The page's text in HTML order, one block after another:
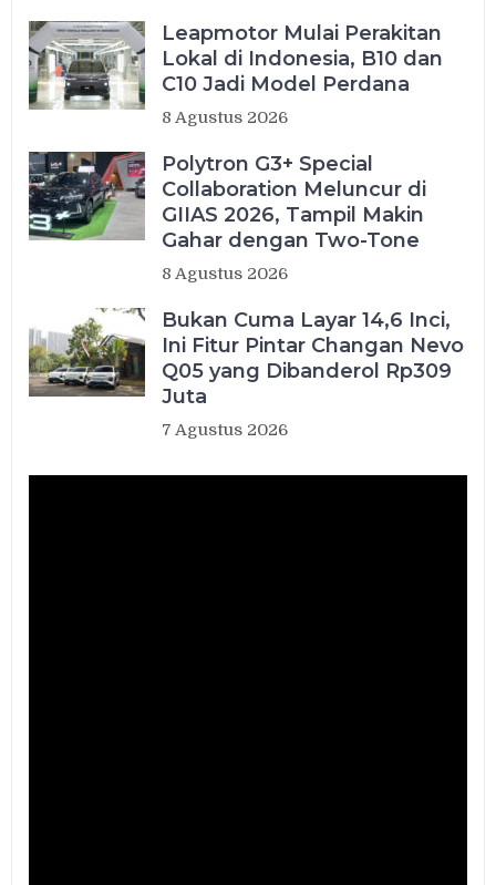
Leapmotor Mulai Perakitan
Lokal di Indonesia, B10 dan
C10 Jadi Model Perdana
8 Agustus 2026
Polytron G3+ Special
Collaboration Meluncur di
GIIAS 2026, Tampil Makin
Gahar dengan Two-Tone
8 Agustus 2026
Bukan Cuma Layar 14,6 Inci,
Ini Fitur Pintar Changan Nevo
Q05 yang Dibanderol Rp309
Juta
7 Agustus 2026